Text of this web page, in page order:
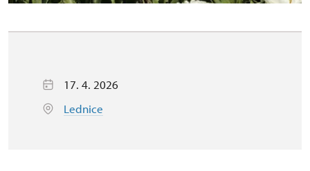
17. 4. 2026
Lednice